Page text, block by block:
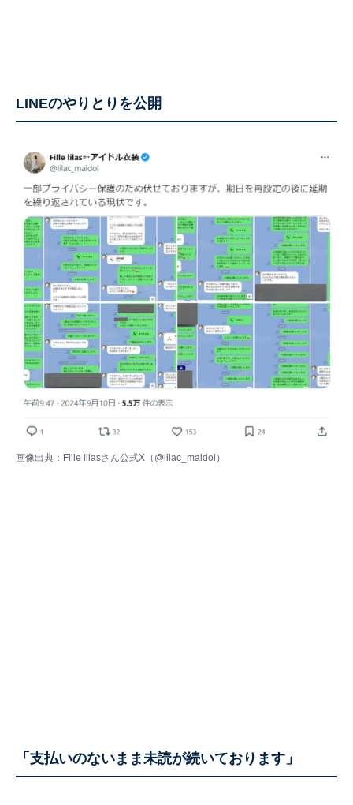
LINEのやりとりを公開
画像出典：Fille lilasさん公式X（ @lilac_maidol ）
「支払いのないまま未読が続いております」